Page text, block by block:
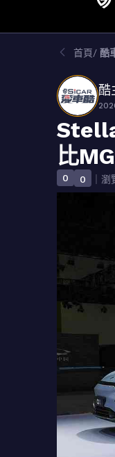
首頁 酷
酷
比
0 0 ｜